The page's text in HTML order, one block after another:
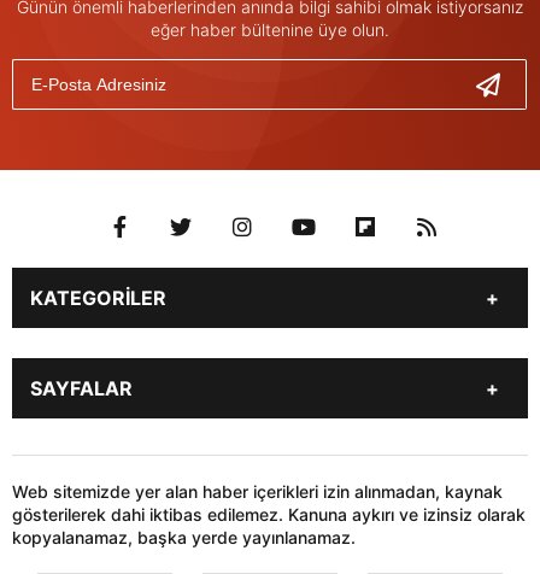
Günün önemli haberlerinden anında bilgi sahibi olmak istiyorsanız
eğer haber bültenine üye olun.
KATEGORİLER
Genel
Gündem
Son Dakika
İstanbul
Stk
Siyaset
Dünya
Sağlık
Teknoloji
SAYFALAR
HABER GÖNDER
Web sitemizde yer alan haber içerikleri izin alınmadan, kaynak
gösterilerek dahi iktibas edilemez. Kanuna aykırı ve izinsiz olarak
kopyalanamaz, başka yerde yayınlanamaz.